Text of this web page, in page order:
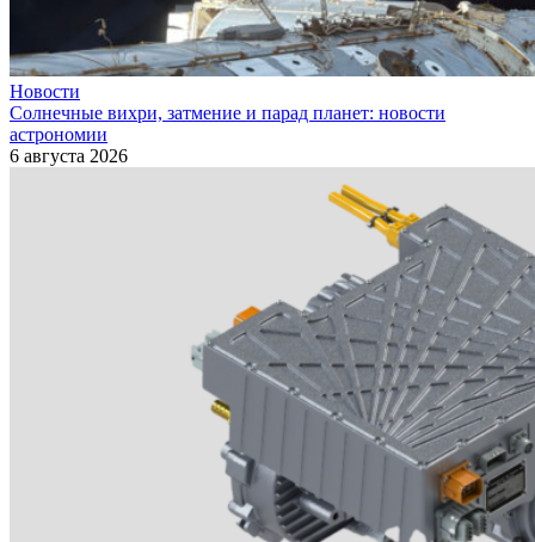
Новости
Солнечные вихри, затмение и парад планет: новости
астрономии
6 августа 2026